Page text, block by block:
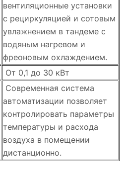
вентиляционные установки
с рециркуляцией и сотовым
увлажнением в тандеме с
водяным нагревом и
фреоновым охлаждением.
От 0,1 до 30 кВт
Современная система
автоматизации позволяет
контролировать параметры
температуры и расхода
воздуха в помещении
дистанционно.